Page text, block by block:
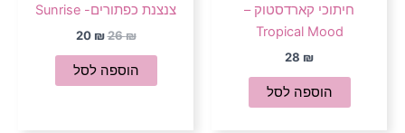
חיתוכי קארדסטוק –
Tropical Mood
28 ₪
הוספה לסל
צנצנת כפתורים- Sunrise
26₪
20 ₪
הוספה לסל